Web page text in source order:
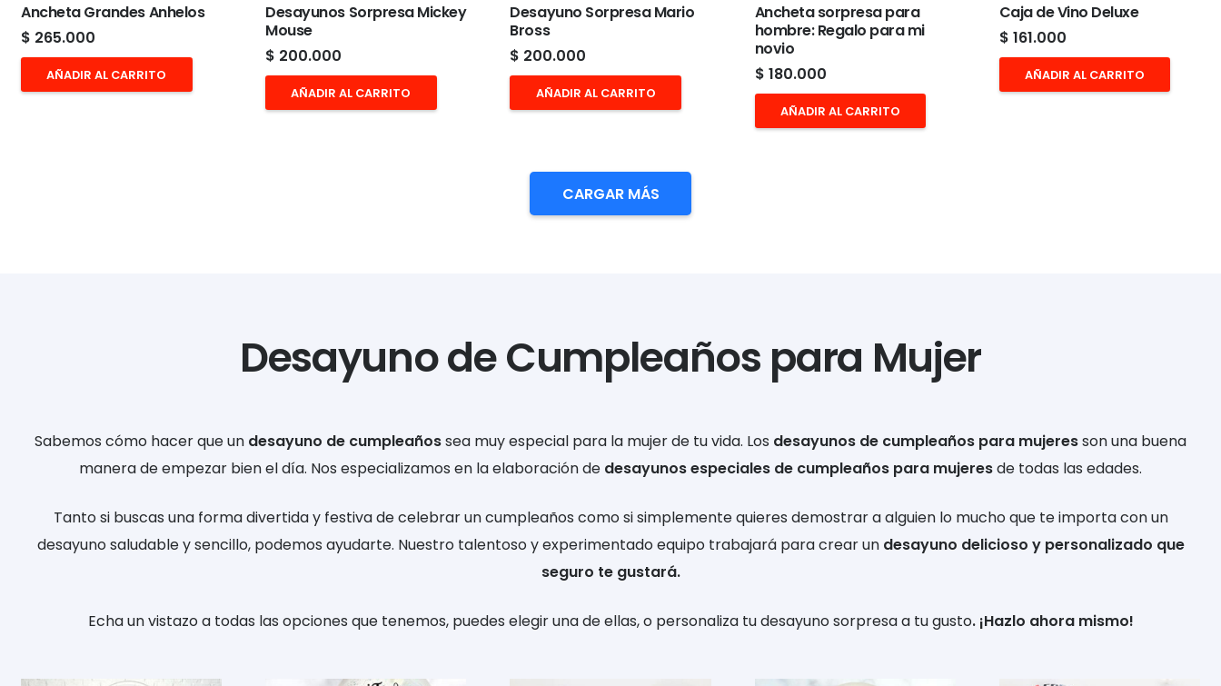
Ancheta Grandes Anhelos
$ 265.000
AÑADIR AL CARRITO
Desayunos Sorpresa Mickey
Mouse
$ 200.000
AÑADIR AL CARRITO
Desayuno Sorpresa Mario
Bross
$ 200.000
AÑADIR AL CARRITO
Ancheta sorpresa para
hombre: Regalo para mi
novio
$ 180.000
AÑADIR AL CARRITO
Caja de Vino Deluxe
$ 161.000
AÑADIR AL CARRITO
CARGAR MÁS
Desayuno de Cumpleaños para Mujer
Sabemos cómo hacer que un desayuno de cumpleañossea muy especial para la mujer de tu vida. Los desayunos de cumpleaños para mujeresson una buena
manera de empezar bien el día. Nos especializamos en la elaboración de desayunos especiales de cumpleaños para mujeresde todas las edades.
Tanto si buscas una forma divertida y festiva de celebrar un cumpleaños como si simplemente quieres demostrar a alguien lo mucho que te importa con un
desayuno saludable y sencillo, podemos ayudarte. Nuestro talentoso y experimentado equipo trabajará para crear un desayuno delicioso y personalizado que
seguro te gustará.
Echa un vistazo a todas las opciones que tenemos, puedes elegir una de ellas, o personaliza tu desayuno sorpresa a tu gusto. ¡Hazlo ahora mismo!